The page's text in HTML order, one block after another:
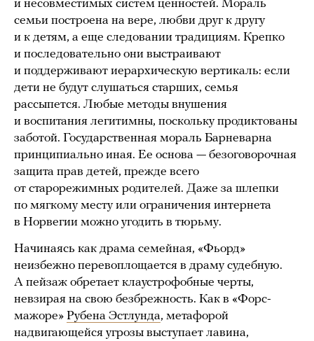
и несовместимых систем ценностей. Мораль
семьи построена на вере, любви друг к другу
и к детям, а еще следовании традициям. Крепко
и последовательно они выстраивают
и поддерживают иерархическую вертикаль: если
дети не будут слушаться старших, семья
рассыпется. Любые методы внушения
и воспитания легитимны, поскольку продиктованы
заботой. Государственная мораль Барневарна
принципиально иная. Ее основа — безоговорочная
защита прав детей, прежде всего
от старорежимных родителей. Даже за шлепки
по мягкому месту или ограничения интернета
в Норвегии можно угодить в тюрьму.
Начинаясь как драма семейная, «Фьорд»
неизбежно перевоплощается в драму судебную.
А пейзаж обретает клаустрофобные черты,
невзирая на свою безбрежность. Как в «Форс-
мажоре» Рубена Эстлунда, метафорой
надвигающейся угрозы выступает лавина,